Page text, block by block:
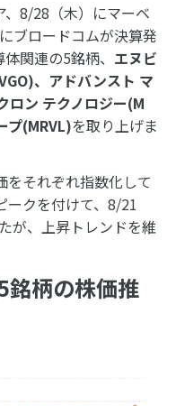
8/28（木）にマーベ
ブロードコムが決算発
関連の5銘柄、 エヌビ
、アドバンスト マ
ロン テクノロジー(M
プ(MRVL)を取り上げま
をそれぞれ指数化して
ークを付けて、8/21
が、上昇トレンドを維
柄の株価推